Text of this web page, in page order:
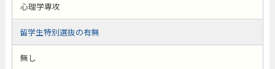
心理学専攻
留学生特別選抜の有無
無し